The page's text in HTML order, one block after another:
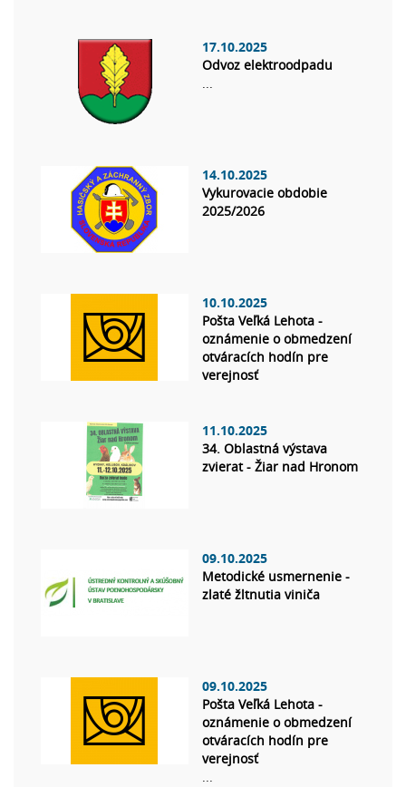
17.10.2025
Odvoz elektroodpadu
...
14.10.2025
Vykurovacie obdobie
2025/2026
10.10.2025
Pošta Veľká Lehota -
oznámenie o obmedzení
otváracích hodín pre
verejnosť
11.10.2025
34. Oblastná výstava
zvierat - Žiar nad Hronom
09.10.2025
Metodické usmernenie -
zlaté žltnutia viniča
09.10.2025
Pošta Veľká Lehota -
oznámenie o obmedzení
otváracích hodín pre
verejnosť
...